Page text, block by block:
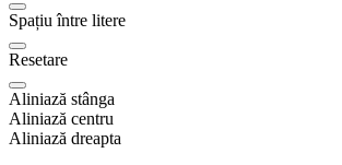
Spațiu între litere
Resetare
Aliniază stânga
Aliniază centru
Aliniază dreapta